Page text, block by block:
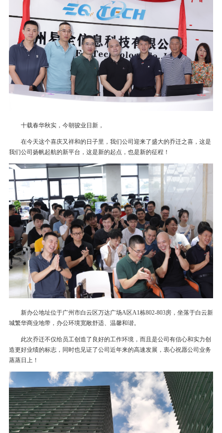
十载春华秋实，今朝骏业日新，
在今天这个喜庆又祥和的日子里，我们公司迎来了盛大的乔迁之喜，这是
我们公司扬帆起航的新平台，这是新的起点，也是新的征程！
新办公地址位于广州市白云区万达广场A区A1栋802-803房，坐落于白云新
城繁华商业地带，办公环境宽敞舒适、温馨和谐。
此次乔迁不仅给员工创造了良好的工作环境，而且是公司有信心和实力创
造更好业绩的标志，同时也见证了公司近年来的高速发展，衷心祝愿公司业务
蒸蒸日上！